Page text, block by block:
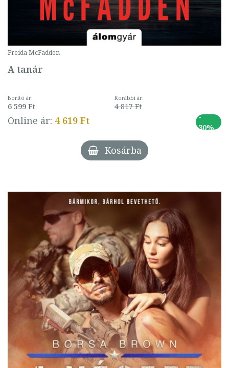
Freida McFadden
A tanár
Borító ár:
6 599 Ft
Korábbi ár:
4 817 Ft
Online ár: 4 619 Ft
-
30%
Kosárba